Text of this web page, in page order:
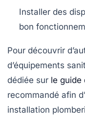
Installer des
bon
Pour découvrir
d’équipements
dédiée sur le guide
recommandé afin
installation